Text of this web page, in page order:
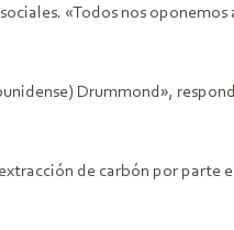
«Todos nos
Drummond»,
de carbón por parte